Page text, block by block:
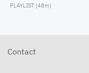
PLAYLIST (48m)
Contact